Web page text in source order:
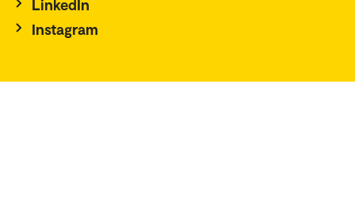
LinkedIn
Instagram